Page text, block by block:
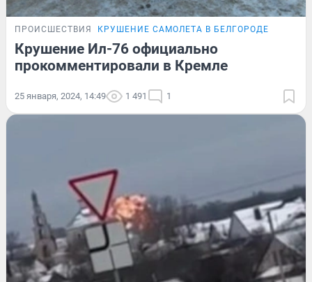
ПРОИСШЕСТВИЯ КРУШЕНИЕ САМОЛЕТА В БЕЛГОРОДЕ
Крушение Ил-76 официально
прокомментировали в Кремле
25 января, 2024, 14:49 1 491 1